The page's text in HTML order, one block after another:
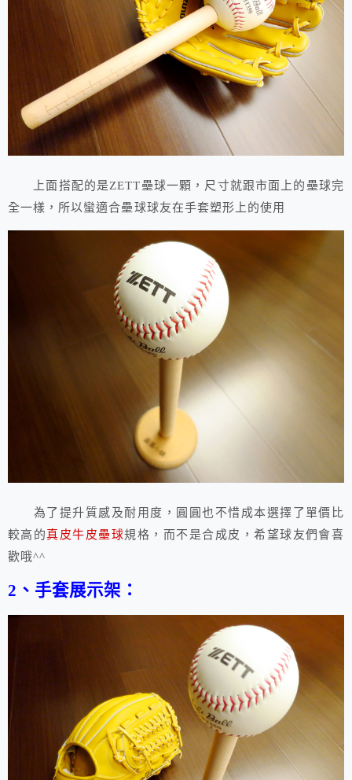
上面搭配的是ZETT壘球一顆，尺寸就跟市面上的壘球完
全一樣，所以蠻適合壘球球友在手套塑形上的使用
為了提升質感及耐用度，圓圓也不惜成本選擇了單價比
較高的真皮牛皮壘球規格，而不是合成皮，希望球友們會喜
歡哦^^
2、手套展示架：